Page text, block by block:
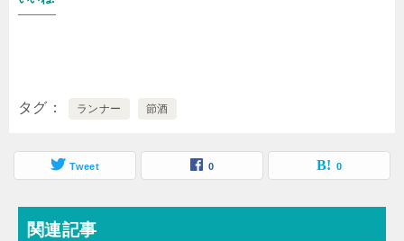
タグ ランナー 節酒
Tweet 0 0
関連記事